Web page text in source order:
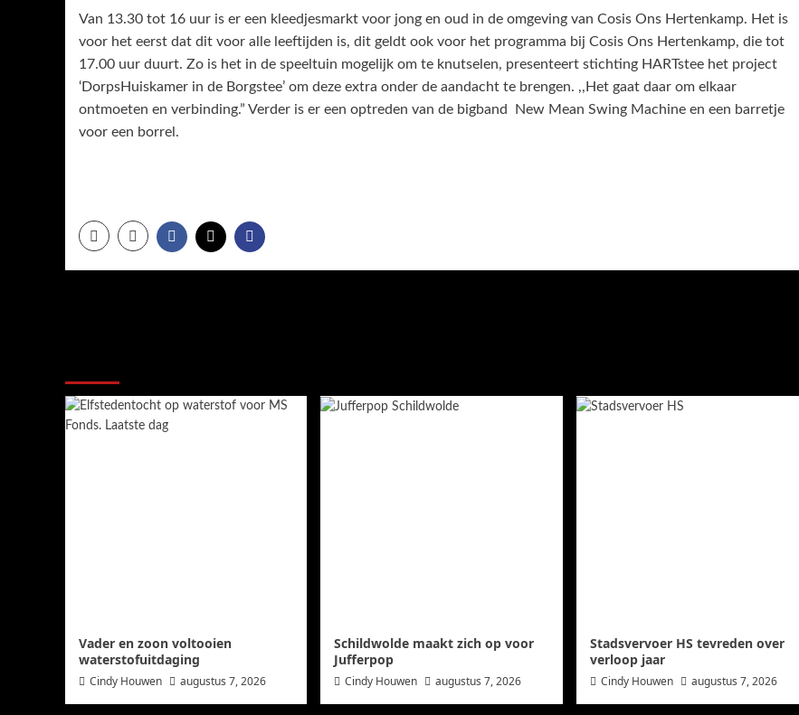
Van 13.30 tot 16 uur is er een kleedjesmarkt voor jong en oud in de omgeving van Cosis Ons Hertenkamp. Het is
voor het eerst dat dit voor alle leeftijden is, dit geldt ook voor het programma bij Cosis Ons Hertenkamp, die tot
17.00 uur duurt. Zo is het in de speeltuin mogelijk om te knutselen, presenteert stichting HARTstee het project
‘DorpsHuiskamer in de Borgstee’ om deze extra onder de aandacht te brengen. ,,Het gaat daar om elkaar
ontmoeten en verbinding.” Verder is er een optreden van de bigband New Mean Swing Machine en een barretje
voor een borrel.
Vader en zoon voltooien
waterstofuitdaging
Cindy Houwen augustus 7, 2026
Schildwolde maakt zich op voor
Jufferpop
Cindy Houwen augustus 7, 2026
Stadsvervoer HS tevreden over
verloop jaar
Cindy Houwen augustus 7, 2026